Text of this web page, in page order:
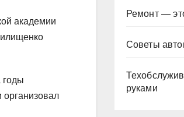
академии
годы
организовал
Ремонт —
Советы
руками